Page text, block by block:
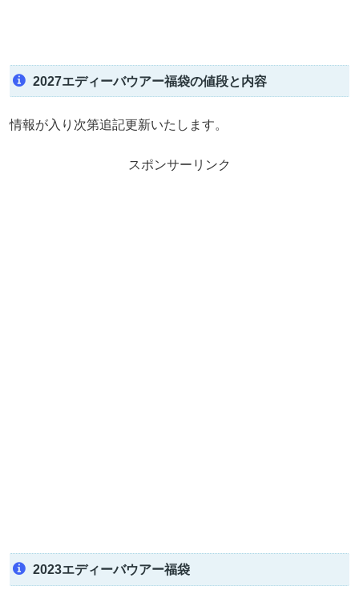
2027エディーバウアー福袋の値段と内容
情報が入り次第追記更新いたします。
スポンサーリンク
2023エディーバウアー福袋